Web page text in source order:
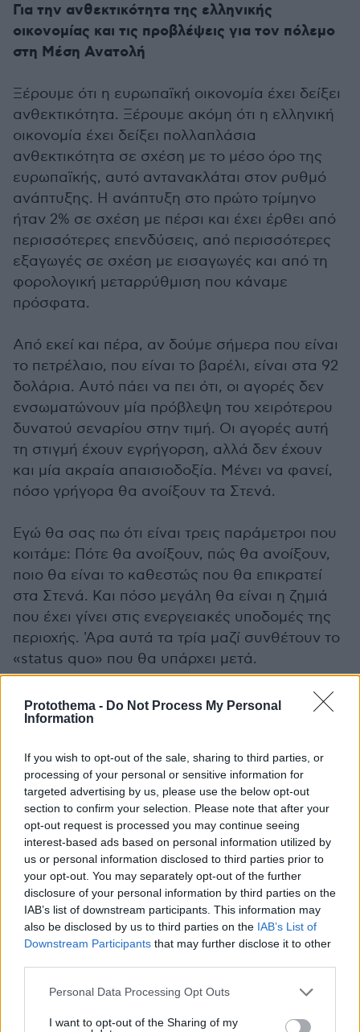
Protothema - Do Not Process My Personal
Information
If you wish to opt-out of the sale, sharing to third parties, or
processing of your personal or sensitive information for
targeted advertising by us, please use the below opt-out
section to confirm your selection. Please note that after your
opt-out request is processed you may continue seeing
interest-based ads based on personal information utilized by
us or personal information disclosed to third parties prior to
your opt-out. You may separately opt-out of the further
disclosure of your personal information by third parties on the
IAB’s list of downstream participants. This information may
also be disclosed by us to third parties on the IAB’s List of
Downstream Participants that may further disclose it to other
Please note that this website/app uses one or more Google
not limited to your visit or usage behaviour. You may click to
Personal Data Processing Opt Outs
I want to opt-out of the Sharing of my
Για την ανθεκτικότητα της ελληνικής
οικονομίας και τις προβλέψεις για τον πόλεμο
στη Μέση Ανατολή
Ξέρουμε ότι η ευρωπαϊκή οικονομία έχει δείξει
ανθεκτικότητα. Ξέρουμε ακόμη ότι η ελληνική
οικονομία έχει δείξει πολλαπλάσια
ανθεκτικότητα σε σχέση με το μέσο όρο της
ευρωπαϊκής, αυτό αντανακλάται στον ρυθμό
ανάπτυξης. Η ανάπτυξη στο πρώτο τρίμηνο
ήταν 2% σε σχέση με πέρσι και έχει έρθει από
περισσότερες επενδύσεις, από περισσότερες
εξαγωγές σε σχέση με εισαγωγές και από τη
φορολογική μεταρρύθμιση που κάναμε
πρόσφατα.
Από εκεί και πέρα, αν δούμε σήμερα που είναι
το πετρέλαιο, που είναι το βαρέλι, είναι στα 92
δολάρια. Αυτό πάει να πει ότι, οι αγορές δεν
ενσωματώνουν μία πρόβλεψη του χειρότερου
δυνατού σεναρίου στην τιμή. Οι αγορές αυτή
τη στιγμή έχουν εγρήγορση, αλλά δεν έχουν
και μία ακραία απαισιοδοξία. Μένει να φανεί,
πόσο γρήγορα θα ανοίξουν τα Στενά.
Εγώ θα σας πω ότι είναι τρεις παράμετροι που
κοιτάμε: Πότε θα ανοίξουν, πώς θα ανοίξουν,
ποιο θα είναι το καθεστώς που θα επικρατεί
στα Στενά. Και πόσο μεγάλη θα είναι η ζημιά
που έχει γίνει στις ενεργειακές υποδομές της
περιοχής. 'Αρα αυτά τα τρία μαζί συνθέτουν το
«status quo» που θα υπάρχει μετά.
Όλα αυτά θα τα δούμε να έχουν την
αντανάκλασή τους στις τιμές. Σε ό,τι αφορά τη
Ασία έχει πληγεί περισσότερο από την Ευρώπη
και η Ευρώπη έχει πληγεί περισσότερο από την
Αμερική. Αλλά από εκεί και πέρα οι τιμές έχουν
παγκόσμιο χαρακτήρα. Συνεπώς, σε παγκόσμια
βάση αντιμετωπίζουμε το πρόβλημα. Το 20%
του φυσικού αερίου και του πετρελαίου
περνάει από τα Στενά και πάρα πολλές άλλες
περιπτώσεις. Το πρόβλημα είναι μεγάλο.
Αλλά από εκεί και πέρα ξέρουμε σαν Ευρώπη
ότι πρέπει να κάνουμε πάρα πολλά για να
οργανώσουμε καλύτερα «τα του οίκου μας».
Ένα κομμάτι έχει να κάνει με τις δικές μας